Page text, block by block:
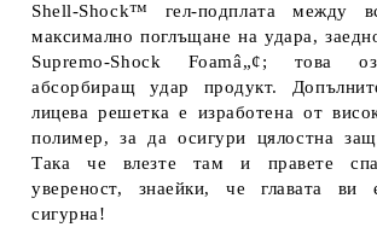
Shell-Shock™ гел-подплата между
максимално поглъщане на удара,
Supremo-Shock Foamâ„¢; това
абсорбиращ удар продукт.
лицева решетка е изработена от
полимер, за да осигури цялостна
Така че влезте там и правете
увереност, знаейки, че главата ви
сигурна!